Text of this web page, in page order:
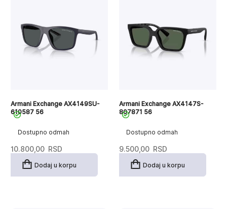
Dostupno odmah
Armani Exchange AX4149SU-
610587 56
10.800,00 RSD
Dodaj u korpu
Dostupno odmah
Armani Exchange AX4147S-
807871 56
9.500,00 RSD
Dodaj u korpu